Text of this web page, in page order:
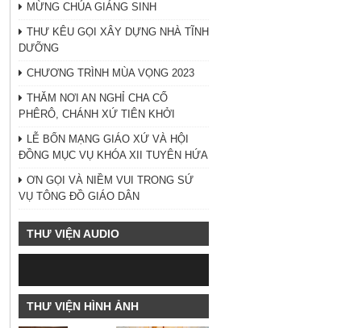
MỪNG CHÚA GIÁNG SINH
THƯ KÊU GỌI XÂY DỰNG NHÀ TĨNH
DƯỠNG
CHƯƠNG TRÌNH MÙA VỌNG 2023
THĂM NƠI AN NGHỈ CHA CỐ
PHÊRÔ, CHÁNH XỨ TIÊN KHỞI
LỄ BỔN MẠNG GIÁO XỨ VÀ HỘI
ĐỒNG MỤC VỤ KHÓA XII TUYÊN HỨA
ƠN GỌI VÀ NIỀM VUI TRONG SỨ
VỤ TÔNG ĐỒ GIÁO DÂN
THƯ VIỆN AUDIO
THƯ VIỆN HÌNH ẢNH